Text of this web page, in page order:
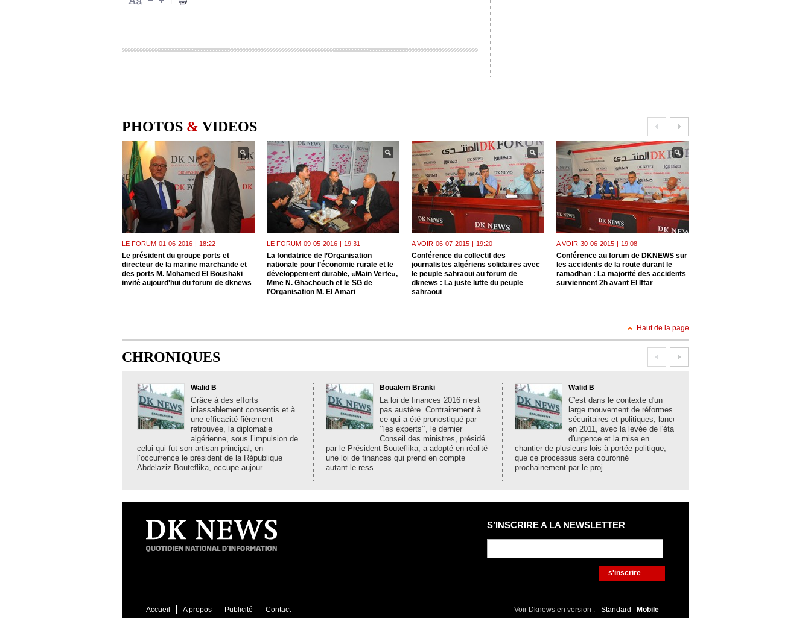
PHOTOS & VIDEOS
LE FORUM 01-06-2016 | 18:22
Le président du groupe ports et
directeur de la marine marchande et
des ports M. Mohamed El Boushaki
invité aujourd'hui du forum de dknews
LE FORUM 09-05-2016 | 19:31
La fondatrice de l’Organisation
nationale pour l’économie rurale et le
développement durable, «Main Verte»,
Mme N. Ghachouch et le SG de
l’Organisation M. El Amari
A VOIR 06-07-2015 | 19:20
Conférence du collectif des
journalistes algériens solidaires avec
le peuple sahraoui au forum de
dknews : La juste lutte du peuple
sahraoui
A VOIR 30-06-2015 | 19:08
Conférence au forum de DKNEWS sur
les accidents de la route durant le
ramadhan : La majorité des accidents
surviennent 2h avant El Iftar
Haut de la page
CHRONIQUES
Walid B
Grâce à des efforts
inlassablement consentis et à
une efficacité fièrement
retrouvée, la diplomatie
algérienne, sous l’impulsion de
celui qui fut son artisan principal, en
l’occurrence le président de la République
Abdelaziz Bouteflika, occupe aujour
Boualem Branki
La loi de finances 2016 n’est
pas austère. Contrairement à
ce qui a été pronostiqué par
‘’les experts’’, le dernier
Conseil des ministres, présidé
par le Président Bouteflika, a adopté en réalité
une loi de finances qui prend en compte
autant le ress
Walid B
C'est dans le contexte d'un
large mouvement de réformes
sécuritaires et politiques, lancé
en 2011, avec la levée de l'état
d'urgence et la mise en
chantier de plusieurs lois à portée politique,
que ce processus sera couronné
prochainement par le proj
S’INSCRIRE A LA NEWSLETTER
s'inscrire
Accueil A propos Publicité Contact Voir Dknews en version : Standard | Mobile